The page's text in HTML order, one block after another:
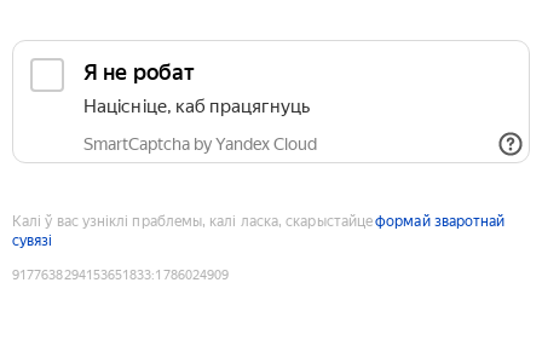
Я не робат
Націсніце, каб працягнуць
SmartCaptcha by Yandex Cloud
Калі ў вас узніклі праблемы, калі ласка, скарыстайцеформай зваротнай
сувязі
9177638294153651833:1786024909